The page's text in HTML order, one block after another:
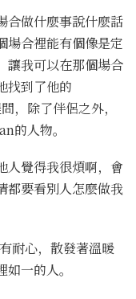
合做什麼事說什麼話
場合裡能有個像是定
讓我可以在那個場合
找到了他的
，除了伴侶之外，
的人物。
人覺得我很煩啊，會
都要看別人怎麼做我
耐心，散發著溫暖
一的人。